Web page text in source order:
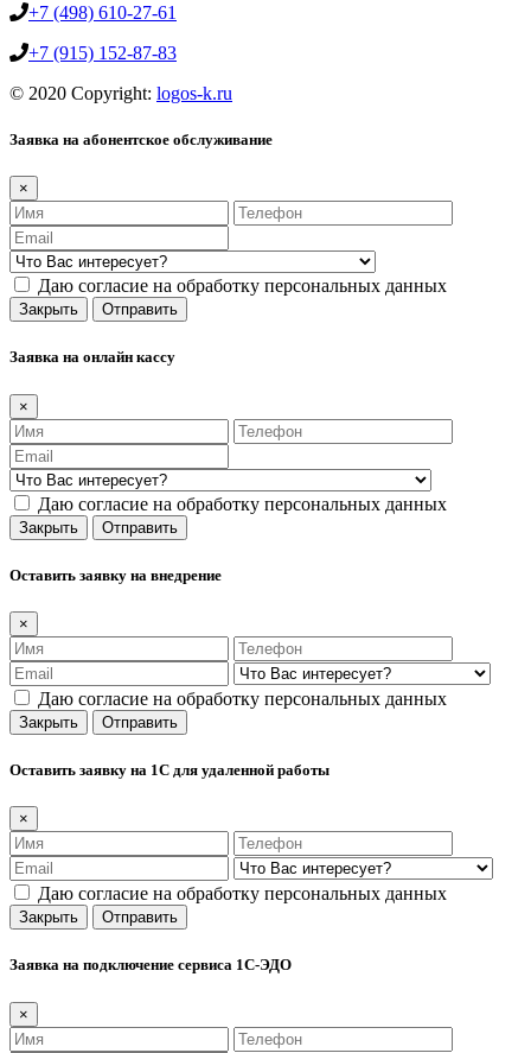
+7 (498) 610-27-61
+7 (915) 152-87-83
© 2020 Copyright: logos-k.ru
Заявка на абонентское обслуживание
×
Даю согласие на обработку персональных данных
Закрыть Отправить
Заявка на онлайн кассу
×
Даю согласие на обработку персональных данных
Закрыть Отправить
Оставить заявку на внедрение
×
Даю согласие на обработку персональных данных
Закрыть Отправить
Оставить заявку на 1С для удаленной работы
×
Даю согласие на обработку персональных данных
Закрыть Отправить
Заявка на подключение сервиса 1С-ЭДО
×